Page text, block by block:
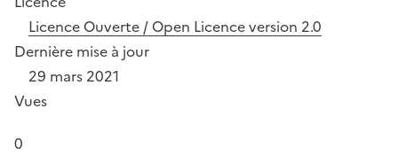
Licence Ouverte / Open Licence version 2.0
Dernière mise à jour
29 mars 2021
Vues
0